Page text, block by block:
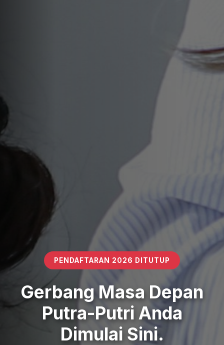
PENDAFTARAN 2026 DITUTUP
Gerbang Masa Depan
Putra-Putri Anda
Dimulai Sini.